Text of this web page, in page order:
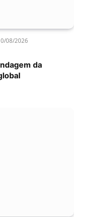
08/2026
da